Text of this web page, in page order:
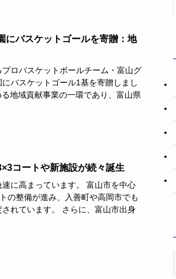
にバスケットゴールを寄贈：地
ロバスケットボールチーム・富山グ
バスケットゴール1基を寄贈しまし
地域貢献事業の一環であり、富山県
コートや新施設が続々誕生
に高まっています。 富山市を中心
の整備が進み、入善町や高岡市でも
れています。 さらに、富山市出身